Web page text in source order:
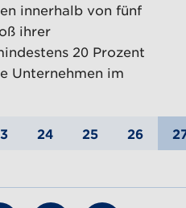
innerhalb von fünf
ihrer
20 Prozent
Unternehmen im
24 25 26